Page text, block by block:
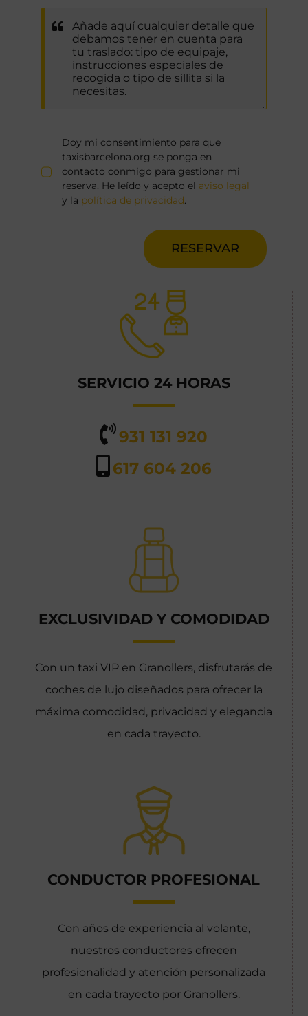
Doy mi consentimiento para que
taxisbarcelona.org se ponga en
contacto conmigo para gestionar mi
reserva. He leído y acepto el aviso legal
y la política de privacidad.
RESERVAR
SERVICIO 24 HORAS
931 131 920
617 604 206
EXCLUSIVIDAD Y COMODIDAD
Con un taxi VIP en Granollers, disfrutarás de
coches de lujo diseñados para ofrecer la
máxima comodidad, privacidad y elegancia
en cada trayecto.
CONDUCTOR PROFESIONAL
Con años de experiencia al volante,
nuestros conductores ofrecen
profesionalidad y atención personalizada
en cada trayecto por Granollers.